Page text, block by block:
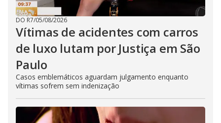
DO R7/05/08/2026
Vítimas de acidentes com carros
de luxo lutam por Justiça em São
Paulo
Casos emblemáticos aguardam julgamento enquanto
vítimas sofrem sem indenização